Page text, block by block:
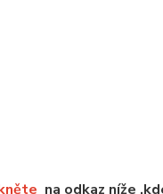
na odkaz níže